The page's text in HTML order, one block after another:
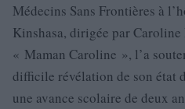
Médecins Sans Frontières à
Kinshasa, dirigée par Caroline
« Maman Caroline », l’a
difficile révélation de son état
une avance scolaire de deux